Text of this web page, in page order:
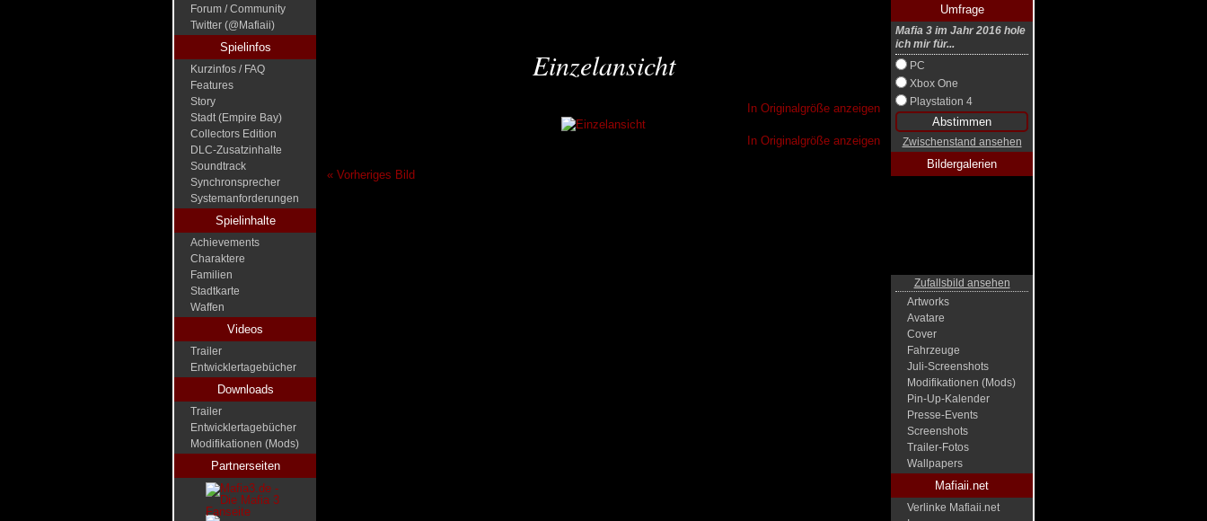
Forum / Community
Twitter (@Mafiaii)
Spielinfos
Kurzinfos / FAQ
Features
Story
Stadt (Empire Bay)
Collectors Edition
DLC-Zusatzinhalte
Soundtrack
Synchronsprecher
Systemanforderungen
Spielinhalte
Achievements
Charaktere
Familien
Stadtkarte
Waffen
Videos
Trailer
Entwicklertagebücher
Downloads
Trailer
Entwicklertagebücher
Modifikationen (Mods)
Partnerseiten
Umfrage
Mafia 3 im Jahr 2016 hole
ich mir für...
PC
Xbox One
Playstation 4
Zwischenstand ansehen
Bildergalerien
Zufallsbild ansehen
Artworks
Avatare
Cover
Fahrzeuge
Juli-Screenshots
Modifikationen (Mods)
Pin-Up-Kalender
Presse-Events
Screenshots
Trailer-Fotos
Wallpapers
Mafiaii.net
Verlinke Mafiaii.net
Einzelansicht
In Originalgröße anzeigen
In Originalgröße anzeigen
« Vorheriges Bild